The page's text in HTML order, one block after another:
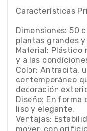
Características
Dimensiones: 50
plantas grandes
Material: Plástico
y a las
Color: Antracita,
contemporáneo
decoración
Diseño: En forma
liso y elegante.
Ventajas:
mover, con